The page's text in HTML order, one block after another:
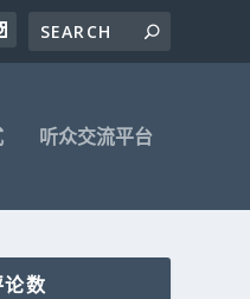
听众交流平台
数